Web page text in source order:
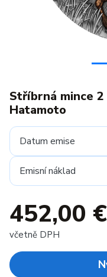
Stříbrná mince
Hatamoto
Datum emise
Emisní náklad
452,00 €
včetně DPH